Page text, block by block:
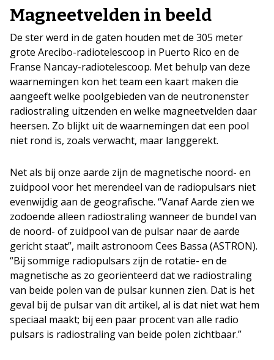
Magneetvelden in beeld
De ster werd in de gaten houden met de 305 meter
grote Arecibo-radiotelescoop in Puerto Rico en de
Franse Nancay-radiotelescoop. Met behulp van deze
waarnemingen kon het team een kaart maken die
aangeeft welke poolgebieden van de neutronenster
radiostraling uitzenden en welke magneetvelden daar
heersen. Zo blijkt uit de waarnemingen dat een pool
niet rond is, zoals verwacht, maar langgerekt.
Net als bij onze aarde zijn de magnetische noord- en
zuidpool voor het merendeel van de radiopulsars niet
evenwijdig aan de geografische. “Vanaf Aarde zien we
zodoende alleen radiostraling wanneer de bundel van
de noord- of zuidpool van de pulsar naar de aarde
gericht staat”, mailt astronoom Cees Bassa (ASTRON).
“Bij sommige radiopulsars zijn de rotatie- en de
magnetische as zo georiënteerd dat we radiostraling
van beide polen van de pulsar kunnen zien. Dat is het
geval bij de pulsar van dit artikel, al is dat niet wat hem
speciaal maakt; bij een paar procent van alle radio
pulsars is radiostraling van beide polen zichtbaar.”